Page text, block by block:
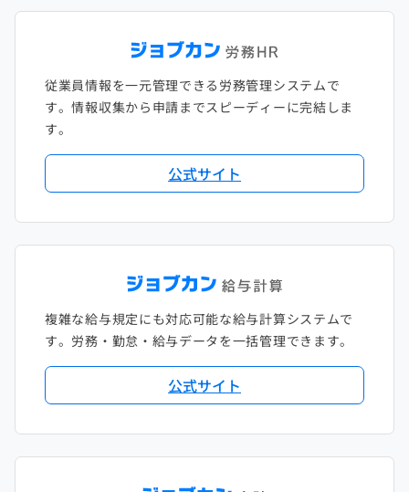
従業員情報を一元管理できる労務管理システムで
す。情報収集から申請までスピーディーに完結しま
す。
公式サイト
複雑な給与規定にも対応可能な給与計算システムで
す。労務・勤怠・給与データを一括管理できます。
公式サイト